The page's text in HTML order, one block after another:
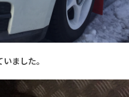
ました。